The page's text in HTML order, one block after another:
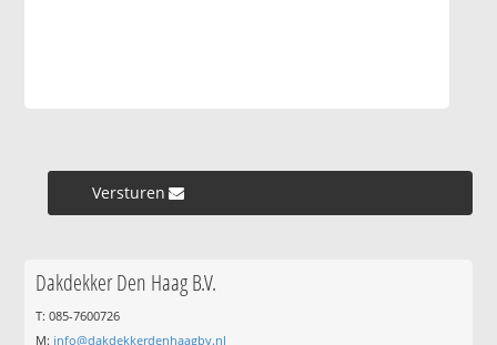
Versturen »
Dakdekker Den Haag B.V.
T: 085-7600726
M: info@dakdekkerdenhaagbv.nl